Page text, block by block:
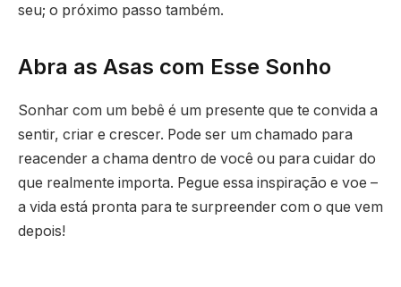
seu; o próximo passo também.
Abra as Asas com Esse Sonho
Sonhar com um bebê é um presente que te convida a
sentir, criar e crescer. Pode ser um chamado para
reacender a chama dentro de você ou para cuidar do
que realmente importa. Pegue essa inspiração e voe –
a vida está pronta para te surpreender com o que vem
depois!